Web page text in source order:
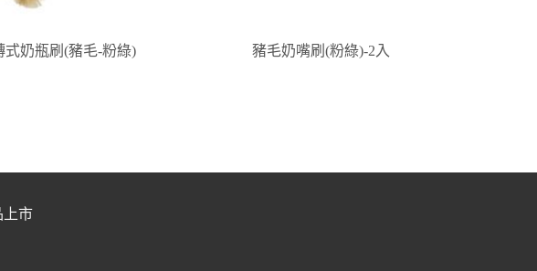
式奶瓶刷(豬毛-粉綠) 豬毛奶嘴刷(粉綠)-2入
上市